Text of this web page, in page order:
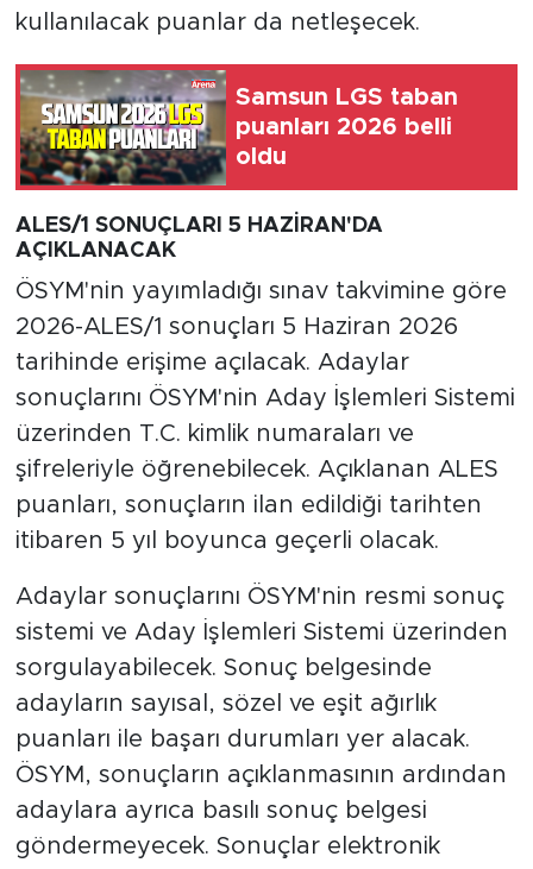
kullanılacak puanlar da netleşecek.
Samsun LGS taban
puanları 2026 belli
oldu
ALES/1 SONUÇLARI 5 HAZİRAN'DA
AÇIKLANACAK
ÖSYM'nin yayımladığı sınav takvimine göre
2026-ALES/1 sonuçları 5 Haziran 2026
tarihinde erişime açılacak. Adaylar
sonuçlarını ÖSYM'nin Aday İşlemleri Sistemi
üzerinden T.C. kimlik numaraları ve
şifreleriyle öğrenebilecek. Açıklanan ALES
puanları, sonuçların ilan edildiği tarihten
itibaren 5 yıl boyunca geçerli olacak.
Adaylar sonuçlarını ÖSYM'nin resmi sonuç
sistemi ve Aday İşlemleri Sistemi üzerinden
sorgulayabilecek. Sonuç belgesinde
adayların sayısal, sözel ve eşit ağırlık
puanları ile başarı durumları yer alacak.
ÖSYM, sonuçların açıklanmasının ardından
adaylara ayrıca basılı sonuç belgesi
göndermeyecek. Sonuçlar elektronik